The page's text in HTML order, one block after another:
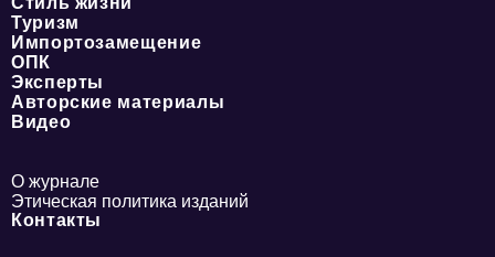
Туризм
Импортозамещение
ОПК
Эксперты
Авторские материалы
Видео
О журнале
Этическая политика изданий
Контакты